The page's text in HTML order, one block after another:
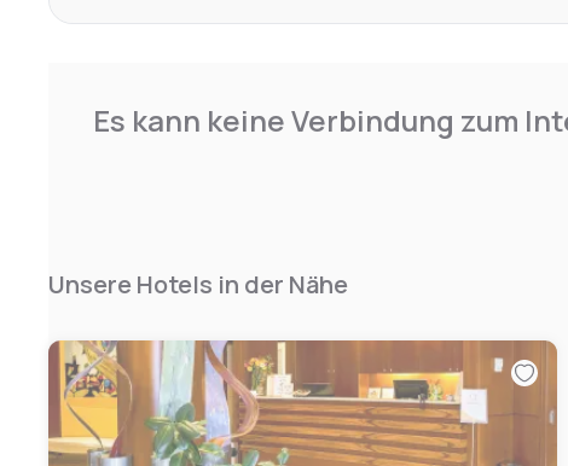
Es kann keine Verbindung zum
Unsere Hotels in der Nähe